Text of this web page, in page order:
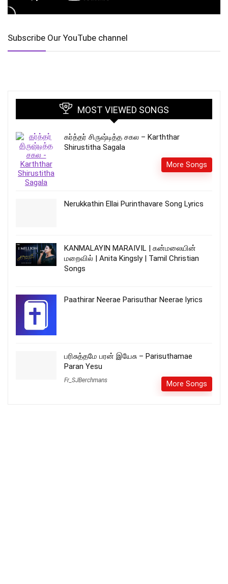
Subscribe Our YouTube channel
MOST VIEWED SONGS
கர்த்தர் சிருஷ்டித்த சகல – Karththar
Shirustitha Sagala
More Songs
Nerukkathin Ellai Purinthavare Song Lyrics
KANMALAYIN MARAIVIL | கன்மலையின்
மறைவில் | Anita Kingsly | Tamil Christian
Songs
Paathirar Neerae Parisuthar Neerae lyrics
பரிசுத்தமே பரன் இயேசு – Parisuthamae
Paran Yesu
Fr_SJBerchmans More Songs